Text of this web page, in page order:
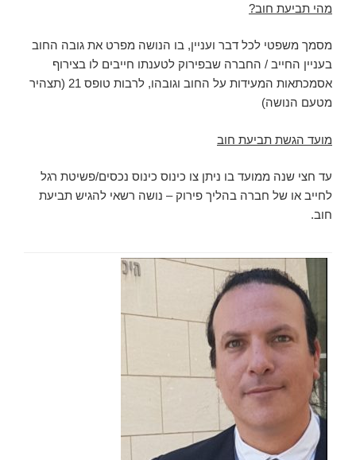
מהי תביעת חוב?
מסמך משפטי לכל דבר ועניין, בו הנושה מפרט את גובה החוב
בעניין החייב / החברה שבפירוק לטענתו חייבים לו בצירוף
אסמכתאות המעידות על החוב וגובהו, לרבות טופס 21 (תצהיר
מטעם הנושה)
מועד הגשת תביעת חוב
עד חצי שנה ממועד בו ניתן צו כינוס כינוס נכסים/פשיטת רגל
לחייב או של חברה בהליך פירוק – נושה רשאי להגיש תביעת
חוב.